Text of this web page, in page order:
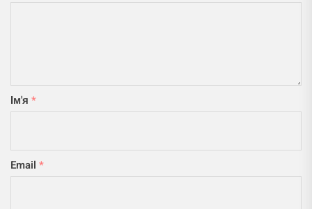
Ім'я *
Email *